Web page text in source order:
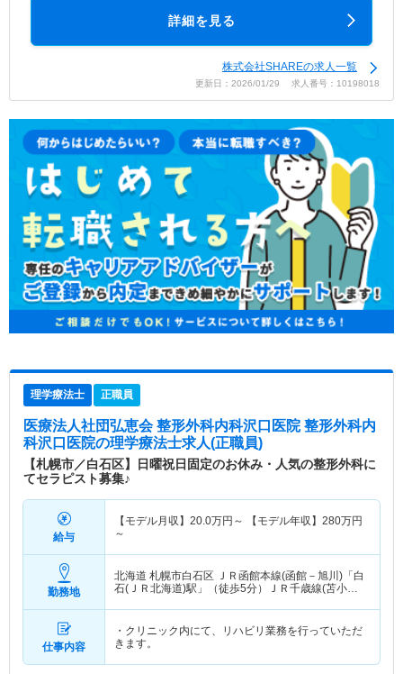
詳細を見る
株式会社SHAREの求人一覧
更新日：2026/01/29 求人番号：10198018
理学療法士 正職員
医療法人社団弘恵会 整形外科内科沢口医院 整形外科内
科沢口医院の理学療法士求人(正職員)
【札幌市／白石区】日曜祝日固定のお休み・人気の整形外科に
てセラピスト募集♪
給与
【モデル月収】 20.0万円～ 【モデル年収】 280万円
～
勤務地
北海道 札幌市白石区 ＪＲ函館本線(函館－旭川)「白
石(ＪＲ北海道)駅」（徒歩5分）ＪＲ千歳線(苫小牧
仕事内容
・クリニック内にて、リハビリ業務を行っていただ
きます。